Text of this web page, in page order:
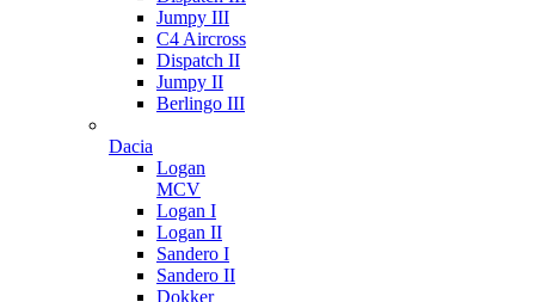
Jumpy III
C4 Aircross
Dispatch II
Jumpy II
Berlingo III
Dacia
Logan
MCV
Logan I
Logan II
Sandero I
Sandero II
Dokker